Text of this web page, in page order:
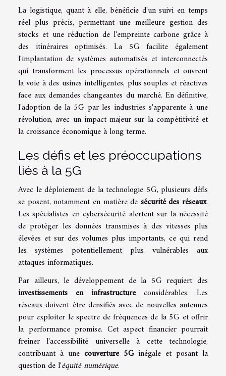
La logistique, quant à elle, bénéficie d'un suivi en temps
réel plus précis, permettant une meilleure gestion des
stocks et une réduction de l'empreinte carbone grâce à
des itinéraires optimisés. La 5G facilite également
l'implantation de systèmes automatisés et interconnectés
qui transforment les processus opérationnels et ouvrent
la voie à des usines intelligentes, plus souples et réactives
face aux demandes changeantes du marché. En définitive,
l'adoption de la 5G par les industries s'apparente à une
révolution, avec un impact majeur sur la compétitivité et
la croissance économique à long terme.
Les défis et les préoccupations
liés à la 5G
Avec le déploiement de la technologie 5G, plusieurs défis
se posent, notamment en matière de sécurité des réseaux.
Les spécialistes en cybersécurité alertent sur la nécessité
de protéger les données transmises à des vitesses plus
élevées et sur des volumes plus importants, ce qui rend
les systèmes potentiellement plus vulnérables aux
attaques informatiques.
Par ailleurs, le développement de la 5G requiert des
investissements en infrastructureconsidérables. Les
réseaux doivent être densifiés avec de nouvelles antennes
pour exploiter le spectre de fréquences de la 5G et offrir
la performance promise. Cet aspect financier pourrait
freiner l'accessibilité universelle à cette technologie,
contribuant à une couverture 5Ginégale et posant la
question de l'équité numérique.